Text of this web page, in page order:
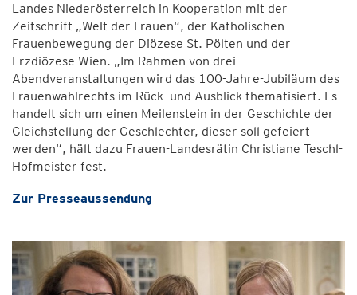
Landes Niederösterreich in Kooperation mit der
Zeitschrift „Welt der Frauen“, der Katholischen
Frauenbewegung der Diözese St. Pölten und der
Erzdiözese Wien. „Im Rahmen von drei
Abendveranstaltungen wird das 100-Jahre-Jubiläum des
Frauenwahlrechts im Rück- und Ausblick thematisiert. Es
handelt sich um einen Meilenstein in der Geschichte der
Gleichstellung der Geschlechter, dieser soll gefeiert
werden“, hält dazu Frauen-Landesrätin Christiane Teschl-
Hofmeister fest.
Zur Presseaussendung